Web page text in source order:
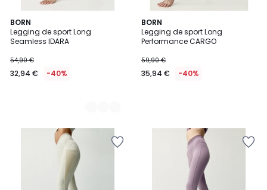
BORN
Legging de sport Long
Seamless IDARA
54,90 €
32,94 € -40%
2
Couleurs
BORN
Legging de sport Long
Performance CARGO
59,90 €
35,94 € -40%